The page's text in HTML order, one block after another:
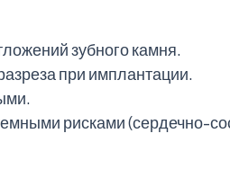
зубного камня.
при имплантации.
рисками (сердечно-